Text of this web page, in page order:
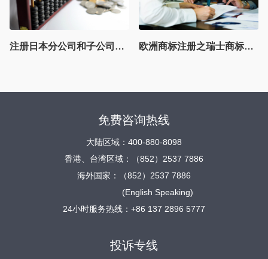
欧洲商标注册之瑞士商标注册要求详细解析 塞浦路斯公司注册后，正式运营还需具备哪些条件？
免费咨询热线
大陆区域：400-880-8098
香港、台湾区域：（852）2537 7886
海外国家：（852）2537 7886
(English Speaking)
24小时服务热线：+86 137 2896 5777
投诉专线